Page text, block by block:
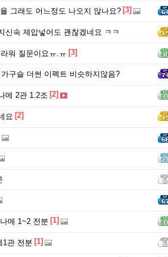
그래도 어느정도 나오지 않나요? [3]
신속 제압넣어도 괜찮겠네요 ㅋㅋ
워 질문이요ㅠ.ㅠ [3]
구슬 더썬 이펙트 비슷하지않음?
메 2관 1.2조 [2]
요 [2]
메 1~2 전분 [1]
1관 전분 [1]